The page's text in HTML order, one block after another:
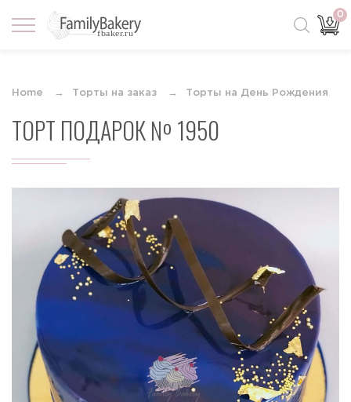
0
Home Торты на заказ Торты на День Рождения
ТОРТ ПОДАРОК № 1950